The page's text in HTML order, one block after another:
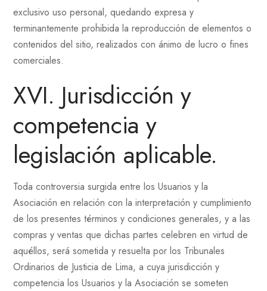
exclusivo uso personal, quedando expresa y
terminantemente prohibida la reproducción de elementos o
contenidos del sitio, realizados con ánimo de lucro o fines
comerciales.
XVI. Jurisdicción y
competencia y
legislación aplicable.
Toda controversia surgida entre los Usuarios y la
Asociación en relación con la interpretación y cumplimiento
de los presentes términos y condiciones generales, y a las
compras y ventas que dichas partes celebren en virtud de
aquéllos, será sometida y resuelta por los Tribunales
Ordinarios de Justicia de Lima, a cuya jurisdicción y
competencia los Usuarios y la Asociación se someten